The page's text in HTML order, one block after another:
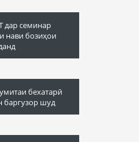
дар семинар
нави бозиҳои
бехатарӣ
баргузор шуд